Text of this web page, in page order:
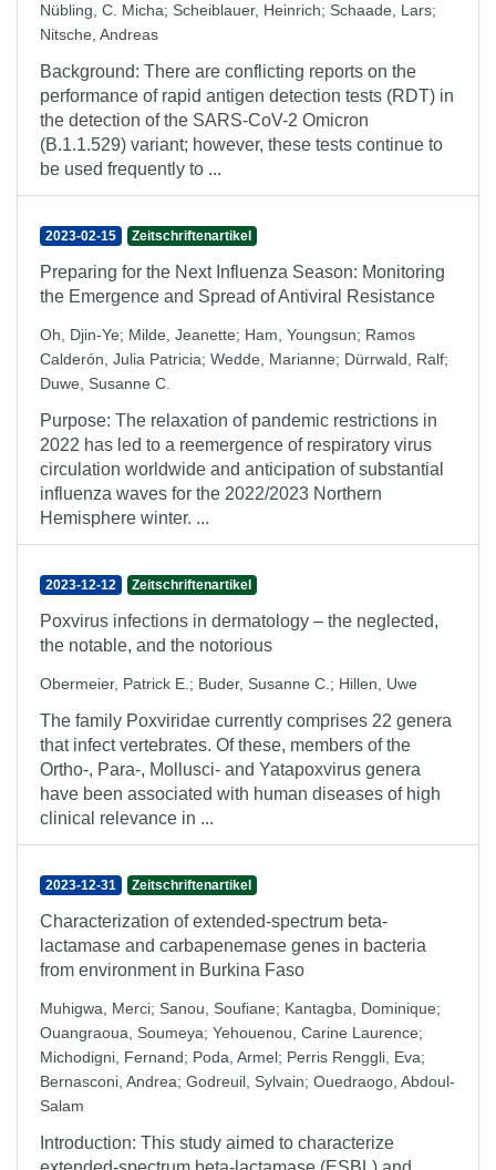
Nübling, C. Micha; Scheiblauer, Heinrich; Schaade, Lars;
Nitsche, Andreas
Background: There are conflicting reports on the
performance of rapid antigen detection tests (RDT) in
the detection of the SARS-CoV-2 Omicron
(B.1.1.529) variant; however, these tests continue to
be used frequently to ...
2023-02-15 Zeitschriftenartikel
Preparing for the Next Influenza Season: Monitoring
the Emergence and Spread of Antiviral Resistance
Oh, Djin-Ye; Milde, Jeanette; Ham, Youngsun; Ramos
Calderón, Julia Patricia; Wedde, Marianne; Dürrwald, Ralf;
Duwe, Susanne C.
Purpose: The relaxation of pandemic restrictions in
2022 has led to a reemergence of respiratory virus
circulation worldwide and anticipation of substantial
influenza waves for the 2022/2023 Northern
Hemisphere winter. ...
2023-12-12 Zeitschriftenartikel
Poxvirus infections in dermatology – the neglected,
the notable, and the notorious
Obermeier, Patrick E. ; Buder, Susanne C. ; Hillen, Uwe
The family Poxviridae currently comprises 22 genera
that infect vertebrates. Of these, members of the
Ortho-, Para-, Mollusci- and Yatapoxvirus genera
have been associated with human diseases of high
clinical relevance in ...
2023-12-31 Zeitschriftenartikel
Characterization of extended-spectrum beta-
lactamase and carbapenemase genes in bacteria
from environment in Burkina Faso
Muhigwa, Merci; Sanou, Soufiane; Kantagba, Dominique;
Ouangraoua, Soumeya; Yehouenou, Carine Laurence;
Michodigni, Fernand; Poda, Armel; Perris Renggli, Eva;
Bernasconi, Andrea; Godreuil, Sylvain; Ouedraogo, Abdoul-
Salam
Introduction: This study aimed to characterize